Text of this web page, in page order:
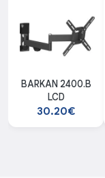
BARKAN 2400.B
LCD
30.20€